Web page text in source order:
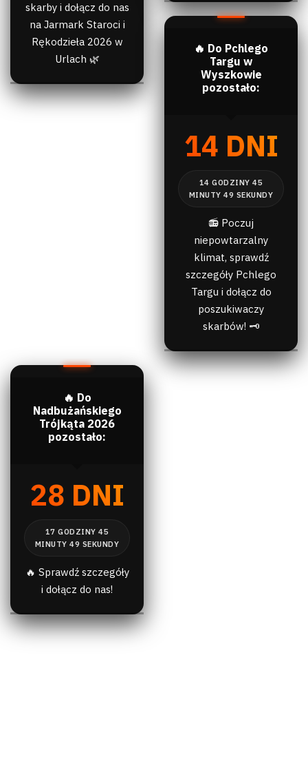
skarby i dołącz do nas
na Jarmark Staroci i
Rękodzieła 2026 w
Urlach 🌿
🔥 Do Pchlego
Targu w
Wyszkowie
pozostało:
14 DNI
📻 Poczuj
niepowtarzalny
klimat, sprawdź
szczegóły Pchlego
Targu i dołącz do
poszukiwaczy
skarbów! 🗝️
🔥 Do
Nadbużańskiego
Trójkąta 2026
pozostało:
28 DNI
🔥 Sprawdź szczegóły
i dołącz do nas!